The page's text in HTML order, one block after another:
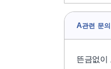
A관련 문
뜬금없이